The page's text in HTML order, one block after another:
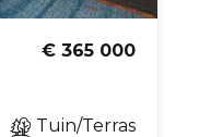
€ 365 000
Tuin/Terras